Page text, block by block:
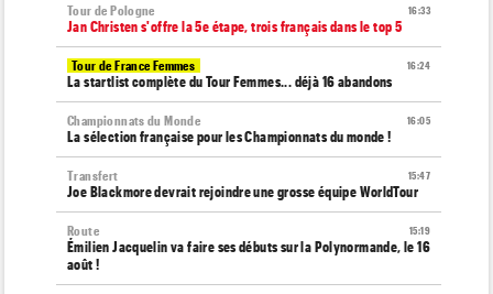
16:33
Tour de Pologne
Jan Christen s'offre la 5e étape, trois français dans le top 5
16:24
Tour de France Femmes
La startlist complète du Tour Femmes... déjà 16 abandons
16:05
Championnats du Monde
La sélection française pour les Championnats du monde !
15:47
Transfert
Joe Blackmore devrait rejoindre une grosse équipe WorldTour
15:19
Route
Émilien Jacquelin va faire ses débuts sur la Polynormande, le 16
août !